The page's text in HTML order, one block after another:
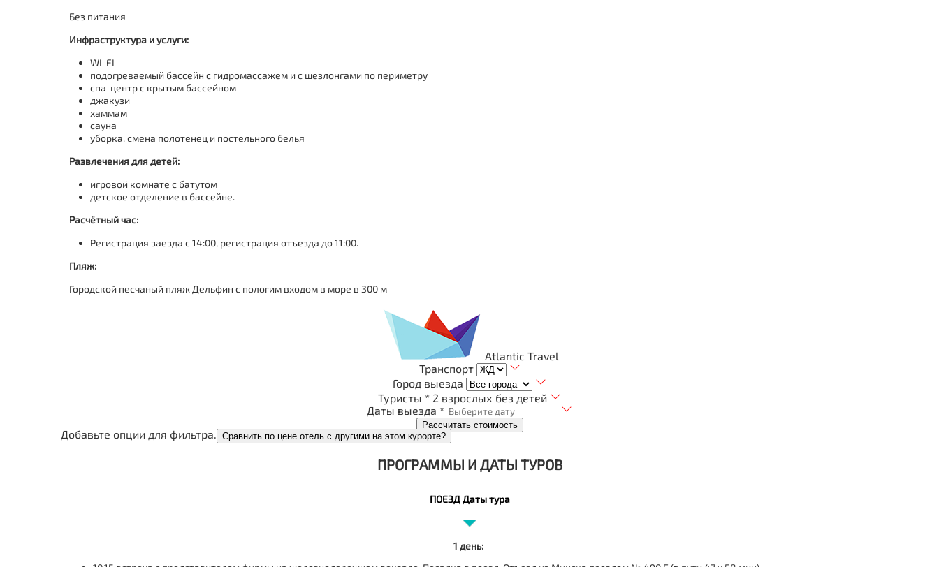
Без питания
Инфраструктура и услуги:
WI-FI
подогреваемый бассейн с гидромассажем и с шезлонгами по периметру
спа-центр с крытым бассейном
джакузи
хаммам
сауна
уборка, смена полотенец и постельного белья
Развлечения для детей:
игровой комнате с батутом
детское отделение в бассейне.
Расчётный час:
Регистрация заезда с 14:00, регистрация отъезда до 11:00.
Пляж:
Городской песчаный пляж Дельфин с пологим входом в море в 300 м
Atlantic Travel
Транспорт
Город выезда
Туристы * 2 взрослых без детей
Даты выезда *
Рассчитать стоимость
Добавьте опции для фильтра. Сравнить по цене отель с другими на этом курорте?
ПРОГРАММЫ И ДАТЫ ТУРОВ
ПОЕЗД Даты тура
1 день: